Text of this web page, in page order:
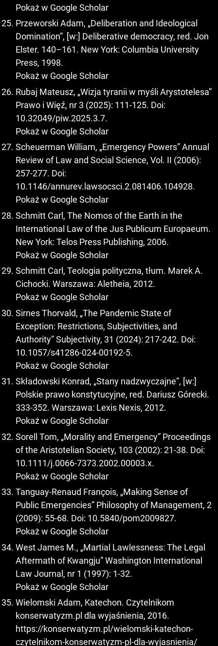
Pokaż w Google Scholar
Przeworski Adam, „Deliberation and Ideological
Domination”, [w:] Deliberative democracy, red. Jon
Elster. 140–161. New York: Columbia University
Press, 1998.
Pokaż w Google Scholar
Rubaj Mateusz, „Wizja tyranii w myśli Arystotelesa”
Prawo i Więź, nr 3 (2025): 111-125. Doi:
10.32049/piw.2025.3.7.
Pokaż w Google Scholar
Scheuerman William, „Emergency Powers” Annual
Review of Law and Social Science, Vol. II (2006):
257-277. Doi:
10.1146/annurev.lawsocsci.2.081406.104928.
Pokaż w Google Scholar
Schmitt Carl, The Nomos of the Earth in the
International Law of the Jus Publicum Europaeum.
New York: Telos Press Publishing, 2006.
Pokaż w Google Scholar
Schmitt Carl, Teologia polityczna, tłum. Marek A.
Cichocki. Warszawa: Aletheia, 2012.
Pokaż w Google Scholar
Sirnes Thorvald, „The Pandemic State of
Exception: Restrictions, Subjectivities, and
Authority” Subjectivity, 31 (2024): 217-242. Doi:
10.1057/s41286-024-00192-5.
Pokaż w Google Scholar
Składowski Konrad, „Stany nadzwyczajne”, [w:]
Polskie prawo konstytucyjne, red. Dariusz Górecki.
333-352. Warszawa: Lexis Nexis, 2012.
Pokaż w Google Scholar
Sorell Tom, „Morality and Emergency” Proceedings
of the Aristotelian Society, 103 (2002): 21-38. Doi:
10.1111/j.0066-7373.2002.00003.x.
Pokaż w Google Scholar
Tanguay-Renaud François, „Making Sense of
Public Emergencies” Philosophy of Management, 2
(2009): 55-68. Doi: 10.5840/pom2009827.
Pokaż w Google Scholar
West James M., „Martial Lawlessness: The Legal
Aftermath of Kwangju” Washington International
Law Journal, nr 1 (1997): 1-32.
Pokaż w Google Scholar
Wielomski Adam, Katechon. Czytelnikom
konserwatyzm.pl dla wyjaśnienia, 2016.
https://konserwatyzm.pl/wielomski-katechon-
czytelnikom-konserwatyzm-pl-dla-wyjasnienia/